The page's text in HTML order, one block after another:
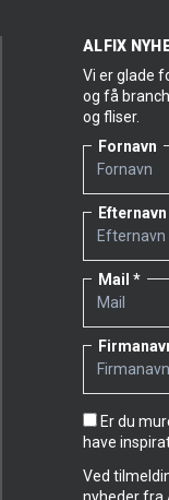
ALFIX
Vi er glade
og få
og fliser.
Fornavn
Efternavn
Mail
Er du
have
Ved